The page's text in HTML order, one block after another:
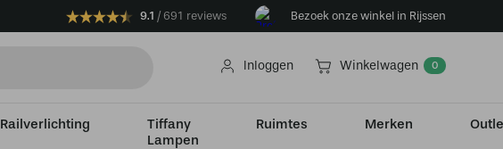
9.1 691 reviews Bezoek onze winkel in Rijssen
Inloggen Winkelwagen 0
Railverlichting
Tiffany
Lampen
Ruimtes Merken